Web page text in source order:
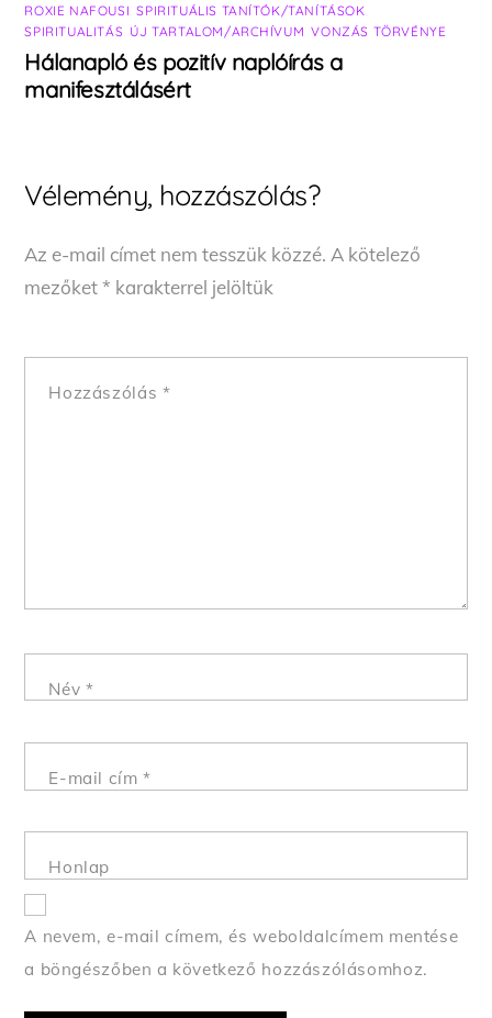
ROXIE NAFOUSI ,SPIRITUÁLIS TANÍTÓK/TANÍTÁSOK
SPIRITUALITÁS ÚJ TARTALOM/ARCHÍVUM ,VONZÁS TÖRVÉNYE
Hálanapló és pozitív naplóírás a
manifesztálásért
Vélemény, hozzászólás?
Az e-mail címet nem tesszük közzé. A kötelező
mezőket* karakterrel jelöltük
Hozzászólás *
Név *
E-mail cím*
Honlap
A nevem, e-mail címem, és weboldalcímem mentése
a böngészőben a következő hozzászólásomhoz.